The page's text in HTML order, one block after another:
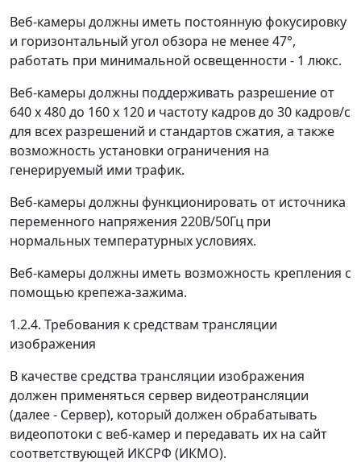
Веб-камеры должны иметь постоянную фокусировку
и горизонтальный угол обзора не менее 47°,
работать при минимальной освещенности - 1 люкс.
Веб-камеры должны поддерживать разрешение от
640 x 480 до 160 x 120 и частоту кадров до 30 кадров/с
для всех разрешений и стандартов сжатия, а также
возможность установки ограничения на
генерируемый ими трафик.
Веб-камеры должны функционировать от источника
переменного напряжения 220В/50Гц при
нормальных температурных условиях.
Веб-камеры должны иметь возможность крепления с
помощью крепежа-зажима.
1.2.4. Требования к средствам трансляции
изображения
В качестве средства трансляции изображения
должен применяться сервер видеотрансляции
(далее - Сервер), который должен обрабатывать
видеопотоки с веб-камер и передавать их на сайт
соответствующей ИКСРФ (ИКМО).